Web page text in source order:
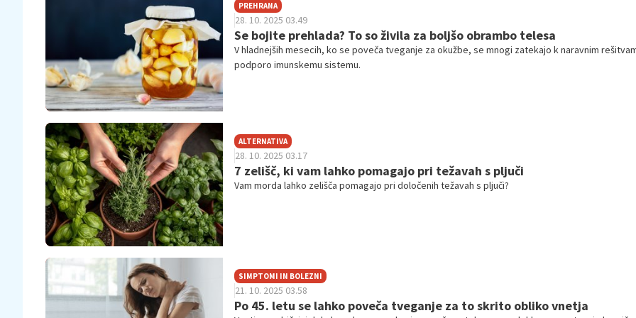
PREHRANA
28. 10. 2025 03.49
Se bojite prehlada? To so živila za boljšo obrambo telesa
V hladnejših mesecih, ko se poveča tveganje za okužbe, se mnogi zatekajo k naravnim
podporo imunskemu sistemu.
ALTERNATIVA
28. 10. 2025 03.17
7 zelišč, ki vam lahko pomagajo pri težavah s pljuči
Vam morda lahko zelišča pomagajo pri določenih težavah s pljuči?
SIMPTOMI IN BOLEZNI
21. 10. 2025 03.58
Po 45. letu se lahko poveča tveganje za to skrito obliko vnetja